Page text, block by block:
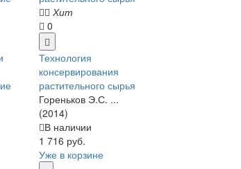
Хит
0
Технология
консервирования
растительного сырья
Гореньков Э.С. ...
(2014)
В наличии
1 716 руб.
Уже в корзине